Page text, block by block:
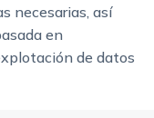
necesarias, así
en
de datos